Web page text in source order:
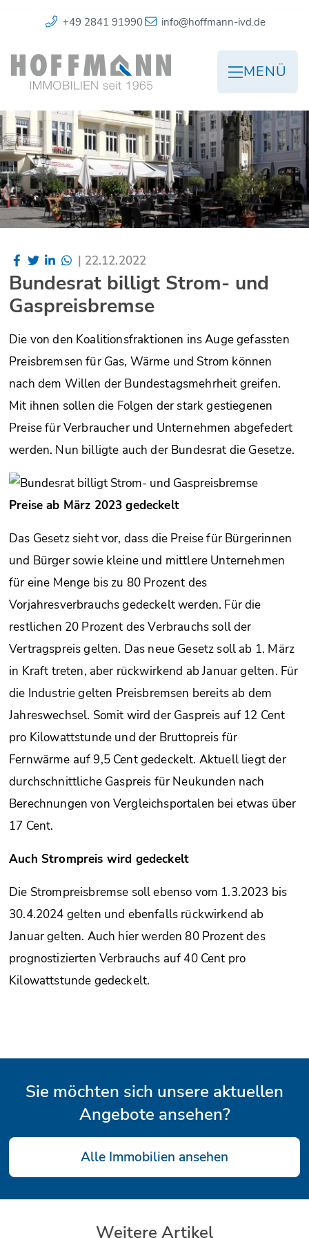
+49 2841 91990 info@hoffmann-ivd.de
MENÜ
| 22.12.2022
Bundesrat billigt Strom- und
Gaspreisbremse
Die von den Koalitionsfraktionen ins Auge gefassten
Preisbremsen für Gas, Wärme und Strom können
nach dem Willen der Bundestagsmehrheit greifen.
Mit ihnen sollen die Folgen der stark gestiegenen
Preise für Verbraucher und Unternehmen abgefedert
werden. Nun billigte auch der Bundesrat die Gesetze.
Preise ab März 2023 gedeckelt
Das Gesetz sieht vor, dass die Preise für Bürgerinnen
und Bürger sowie kleine und mittlere Unternehmen
für eine Menge bis zu 80 Prozent des
Vorjahresverbrauchs gedeckelt werden. Für die
restlichen 20 Prozent des Verbrauchs soll der
Vertragspreis gelten. Das neue Gesetz soll ab 1. März
in Kraft treten, aber rückwirkend ab Januar gelten. Für
die Industrie gelten Preisbremsen bereits ab dem
Jahreswechsel. Somit wird der Gaspreis auf 12 Cent
pro Kilowattstunde und der Bruttopreis für
Fernwärme auf 9,5 Cent gedeckelt. Aktuell liegt der
durchschnittliche Gaspreis für Neukunden nach
Berechnungen von Vergleichsportalen bei etwas über
17 Cent.
Auch Strompreis wird gedeckelt
Die Strompreisbremse soll ebenso vom 1.3.2023 bis
30.4.2024 gelten und ebenfalls rückwirkend ab
Januar gelten. Auch hier werden 80 Prozent des
prognostizierten Verbrauchs auf 40 Cent pro
Kilowattstunde gedeckelt.
Sie möchten sich unsere aktuellen
Angebote ansehen?
Alle Immobilien ansehen
Weitere Artikel